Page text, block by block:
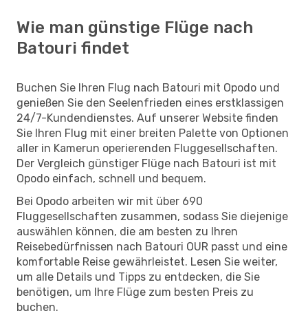
Wie man günstige Flüge nach
Batouri findet
Buchen Sie Ihren Flug nach Batouri mit Opodo und
genießen Sie den Seelenfrieden eines erstklassigen
24/7-Kundendienstes. Auf unserer Website finden
Sie Ihren Flug mit einer breiten Palette von Optionen
aller in Kamerun operierenden Fluggesellschaften.
Der Vergleich günstiger Flüge nach Batouri ist mit
Opodo einfach, schnell und bequem.
Bei Opodo arbeiten wir mit über 690
Fluggesellschaften zusammen, sodass Sie diejenige
auswählen können, die am besten zu Ihren
Reisebedürfnissen nach Batouri OUR passt und eine
komfortable Reise gewährleistet. Lesen Sie weiter,
um alle Details und Tipps zu entdecken, die Sie
benötigen, um Ihre Flüge zum besten Preis zu
buchen.